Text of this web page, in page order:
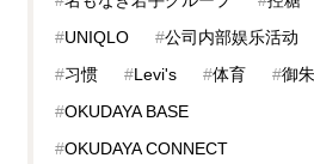
#UNIQLO #公司内部娱乐活动
#习惯 #Levi's #体育 #御
#OKUDAYA BASE
#OKUDAYA CONNECT